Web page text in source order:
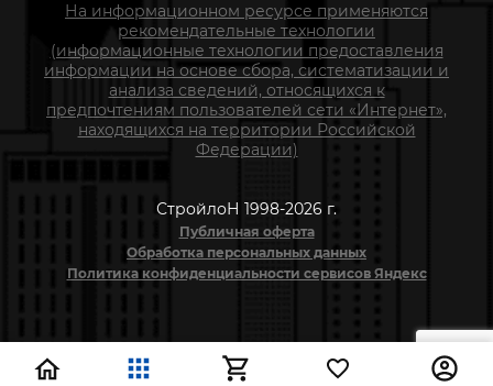
На информационном ресурсе применяются
рекомендательные технологии
(информационные технологии предоставления
информации на основе сбора, систематизации и
анализа сведений, относящихся к
предпочтениям пользователей сети «Интернет»,
находящихся на территории Российской
Федерации)
СтройлоН 1998-2026 г.
Публичная оферта
Обработка персональных данных
Политика конфиденциальности сервисов Яндекс